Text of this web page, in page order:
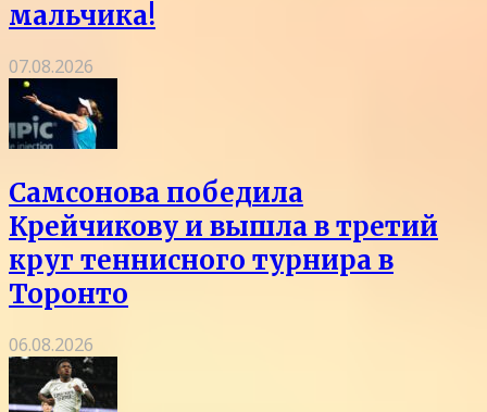
мальчика!
07.08.2026
Самсонова победила
Крейчикову и вышла в третий
круг теннисного турнира в
Торонто
06.08.2026